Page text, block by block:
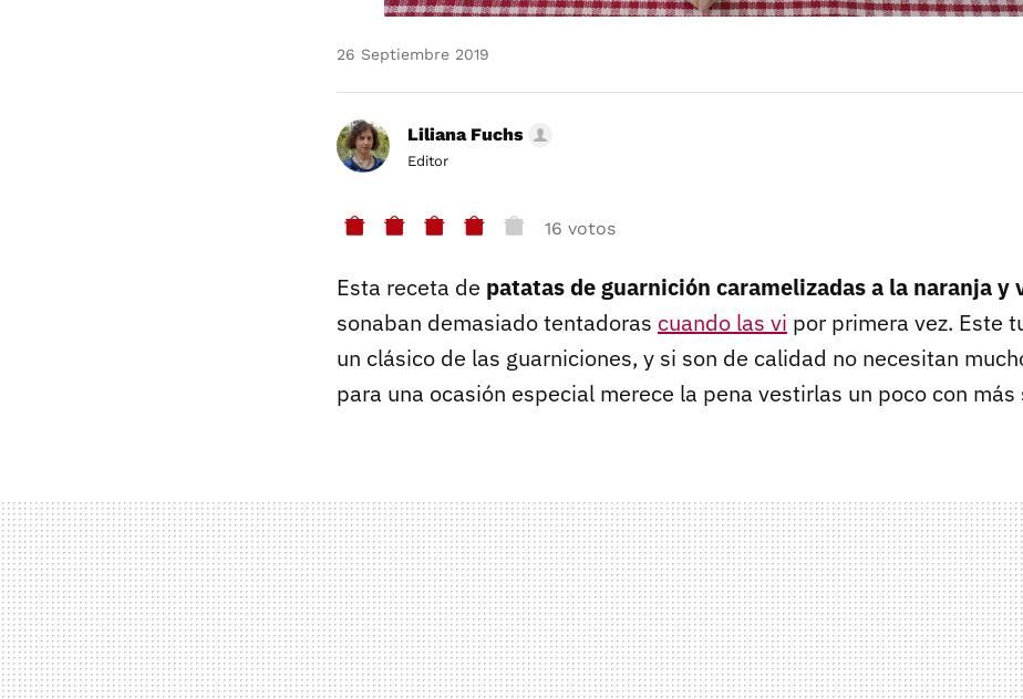
26 Septiembre 2019
Liliana Fuchs
Editor
16 votos
Esta receta de patatas de guarnición caramelizadas a la naranja y
sonaban demasiado tentadoras cuando las vi por primera vez. Este
un clásico de las guarniciones, y si son de calidad no necesitan
para una ocasión especial merece la pena vestirlas un poco con más